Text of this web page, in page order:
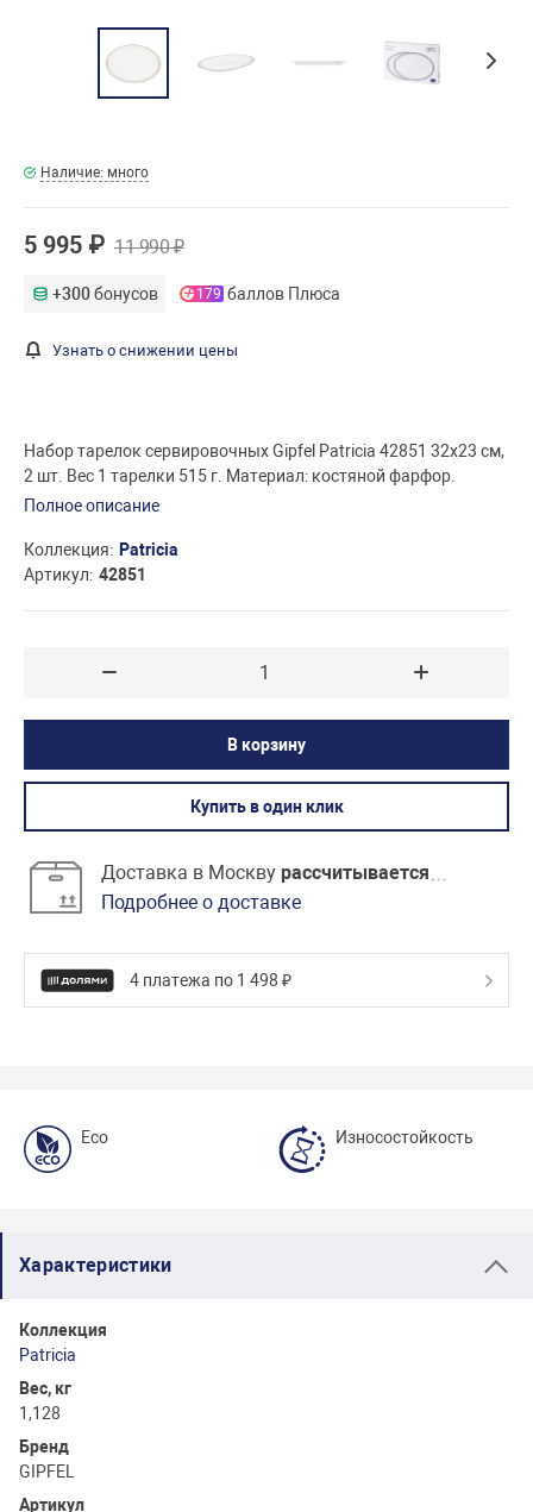
Наличие: много
5 995 ₽ 11 990 ₽
+300бонусов 179 баллов Плюса
Узнать о снижении цены
Набор тарелок сервировочных Gipfel Patricia 42851 32х23 см,
2 шт. Вес 1 тарелки 515 г. Материал: костяной фарфор.
Полное описание
Коллекция Patricia
Артикул 42851
В корзину
Купить в один клик
Доставка в Москву рассчитывается
Подробнее о доставке
4 платежа по 1 498 ₽
Eco Износостойкость
Характеристики
Коллекция
Patricia
Вес, кг
1,128
Бренд
GIPFEL
Артикул